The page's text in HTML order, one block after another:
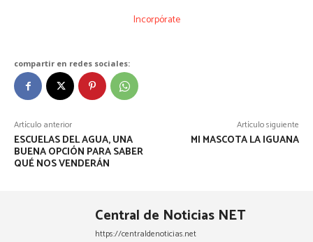
Incorpórate
compartir en redes sociales:
Artículo anterior
ESCUELAS DEL AGUA, UNA
BUENA OPCIÓN PARA SABER
QUÉ NOS VENDERÁN
Artículo siguiente
MI MASCOTA LA IGUANA
Central de Noticias NET
https://centraldenoticias.net